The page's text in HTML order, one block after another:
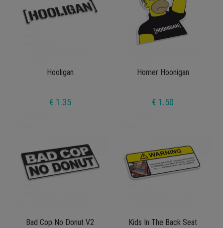
Hooligan
€ 1.35
Homer Hoonigan
€ 1.50
Bad Cop No Donut V2 Kids In The Back Seat